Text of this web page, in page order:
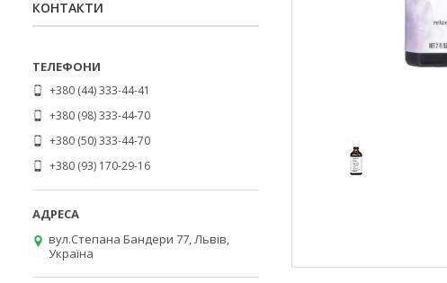
КОНТАКТИ
+380 (44) 333-44-41
+380 (98) 333-44-70
+380 (50) 333-44-70
+380 (93) 170-29-16
вул.Степана Бандери 77, Львів,
Україна